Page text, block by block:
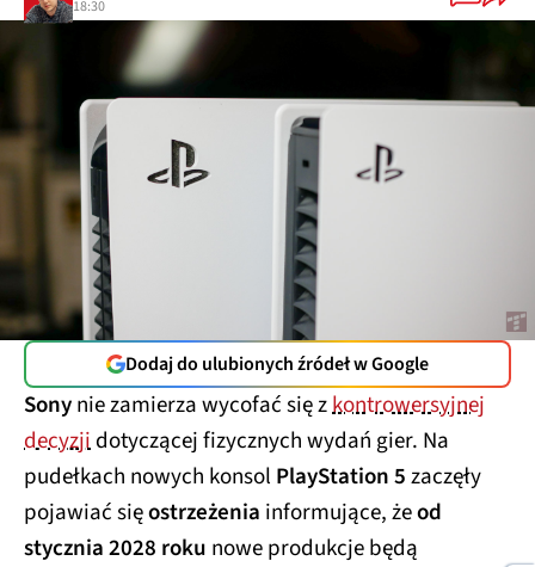
18:30
Dodaj do ulubionych źródeł w Google
Sonynie zamierza wycofać się zkontrowersyjnej
decyzjidotyczącej fizycznych wydań gier. Na
pudełkach nowych konsol PlayStation 5zaczęły
pojawiać sięostrzeżenia informujące, żeod
stycznia 2028 roku nowe produkcje będą